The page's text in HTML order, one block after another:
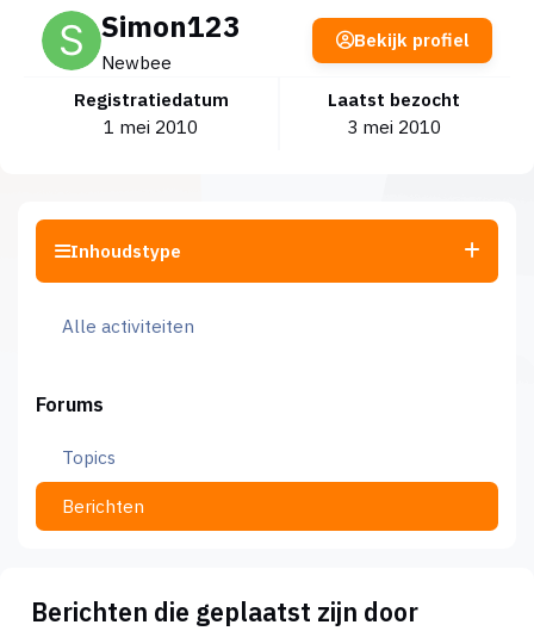
Simon123
Newbee
Registratiedatum
1 mei 2010
Laatst bezocht
3 mei 2010
Bekijk profiel
Inhoudstype
Alle activiteiten
Forums
Topics
Berichten
Berichten die geplaatst zijn door